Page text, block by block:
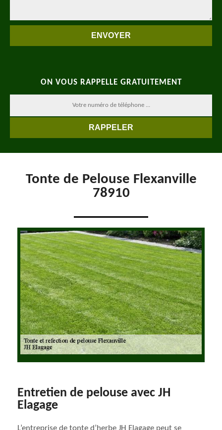
ON VOUS RAPPELLE GRATUITEMENT
Tonte de Pelouse Flexanville
78910
Entretien de pelouse avec JH
Elagage
L’entreprise de tonte d’herbe JH Elagage peut se